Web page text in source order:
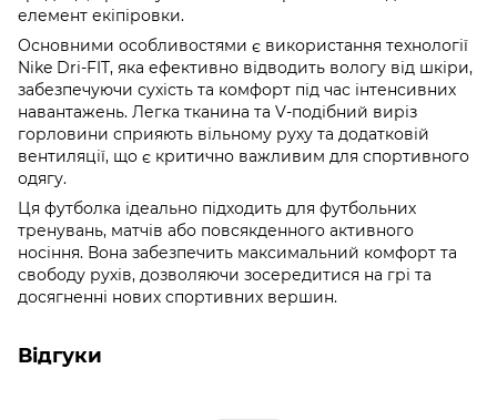
елемент екіпіровки.
Основними особливостями є використання технології
Nike Dri-FIT, яка ефективно відводить вологу від шкіри,
забезпечуючи сухість та комфорт під час інтенсивних
навантажень. Легка тканина та V-подібний виріз
горловини сприяють вільному руху та додатковій
вентиляції, що є критично важливим для спортивного
одягу.
Ця футболка ідеально підходить для футбольних
тренувань, матчів або повсякденного активного
носіння. Вона забезпечить максимальний комфорт та
свободу рухів, дозволяючи зосередитися на грі та
досягненні нових спортивних вершин.
Відгуки